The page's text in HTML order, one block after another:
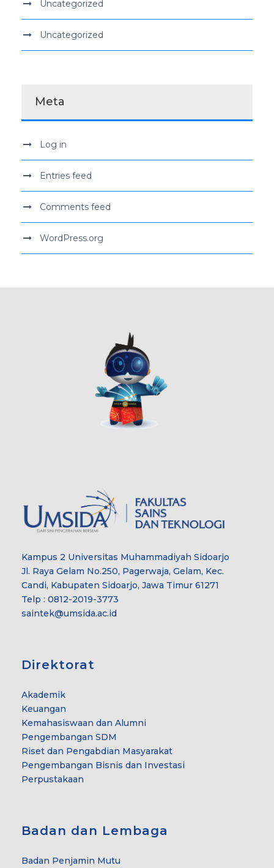
Uncategorized
Uncategorized
Meta
Log in
Entries feed
Comments feed
WordPress.org
Kampus 2 Universitas Muhammadiyah Sidoarjo
Jl. Raya Gelam No.250, Pagerwaja, Gelam, Kec.
Candi, Kabupaten Sidoarjo, Jawa Timur 61271
Telp : 0812-2019-3773
saintek@umsida.ac.id
Direktorat
Akademik
Keuangan
Kemahasiswaan dan Alumni
Pengembangan SDM
Riset dan Pengabdian Masyarakat
Pengembangan Bisnis dan Investasi
Perpustakaan
Badan dan Lembaga
Badan Penjamin Mutu